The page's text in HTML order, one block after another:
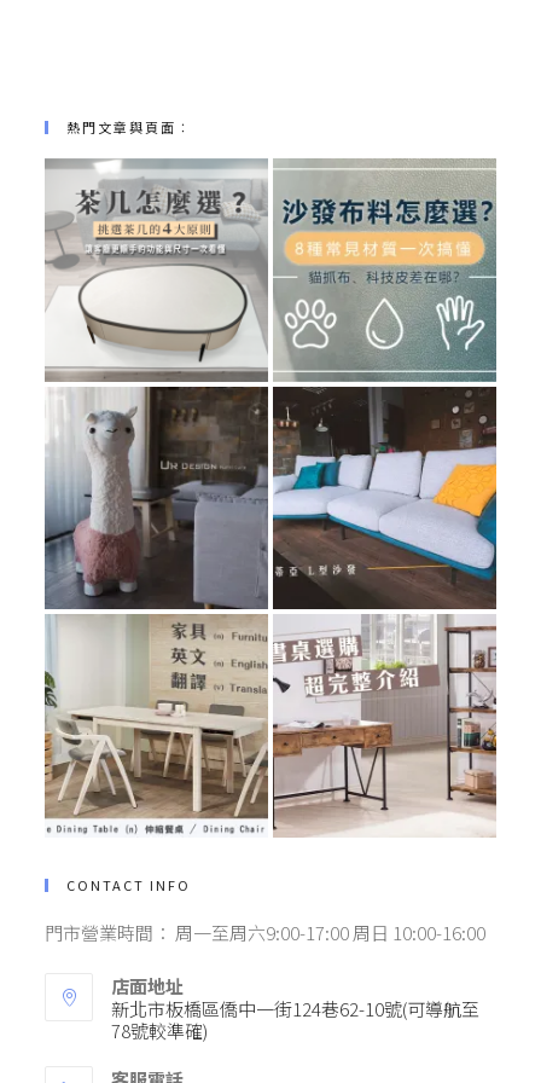
熱門文章與頁面︰
CONTACT INFO
門市營業時間： 周一至周六9:00-17:00 周日 10:00-16:00
店面地址
新北市板橋區僑中一街124巷62-10號(可導航至
78號較準確)